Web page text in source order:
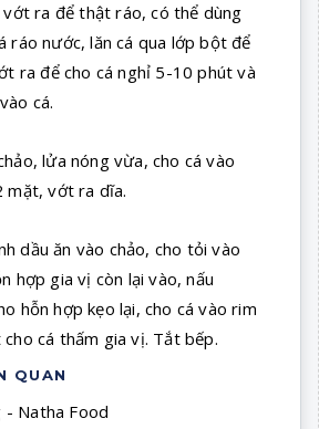
vớt ra để thật ráo, có thể dùng
ráo nước, lăn cá qua lớp bột để
ra để cho cá nghỉ 5-10 phút và
cá.
lửa nóng vừa, cho cá vào
mặt, vớt ra dĩa.
dầu ăn vào chảo, cho tỏi vào
hợp gia vị còn lại vào, nấu
hỗn hợp kẹo lại, cho cá vào rim
cá thấm gia vị. Tắt bếp.
QUAN
- Natha Food